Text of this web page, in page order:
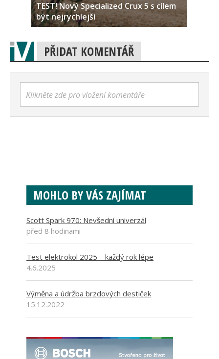
TEST! Nový Specialized Crux 5 s cílem
být nejrychlejší
PŘIDAT KOMENTÁŘ
Klikněte zde pro vložení komentáře
MOHLO BY VÁS ZAJÍMAT
Scott Spark 970: Nevšední univerzál
před 8 hodinami
Test elektrokol 2025 – každý rok lépe
4.6.2025
Výměna a údržba brzdových destiček
15.12.2022